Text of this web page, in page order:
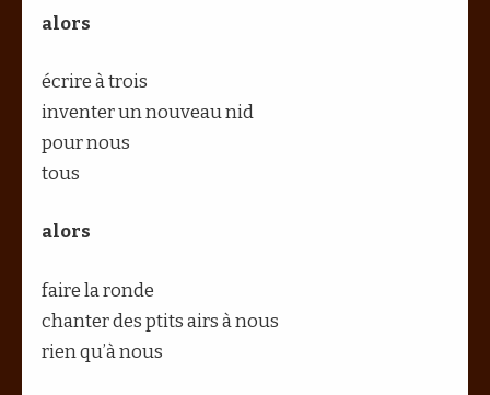
alors
écrire à trois
inventer un nouveau nid
pour nous
tous
alors
faire la ronde
chanter des ptits airs à nous
rien qu’à nous